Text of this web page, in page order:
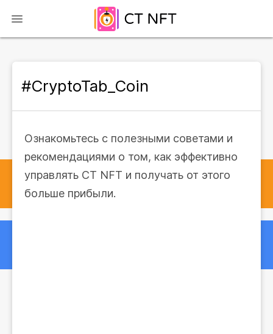
#CryptoTab_Coin
Ознакомьтесь с полезными советами и
рекомендациями о том, как эффективно
управлять CT NFT и получать от этого
больше прибыли.